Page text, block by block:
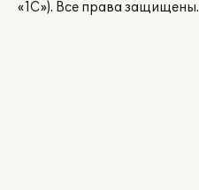
«1С»). Все права защищены.